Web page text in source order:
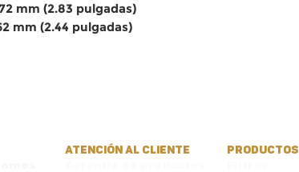
mm (2.83 pulgadas)
mm (2.44 pulgadas)
ATENCIÓN AL CLIENTE PRODUCTOS